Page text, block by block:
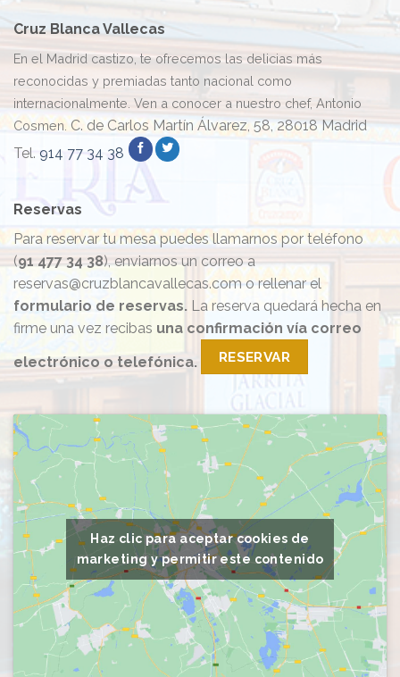
Cruz Blanca Vallecas
En el Madrid castizo, te ofrecemos las delicias más
reconocidas y premiadas tanto nacional como
internacionalmente. Ven a conocer a nuestro chef, Antonio
Cosmen. C. de Carlos Martín Álvarez, 58, 28018 Madrid
Tel. 914 77 34 38
Haz clic para aceptar cookies de
marketing y permitir este contenido
Reservas
Para reservar tu mesa puedes llamarnos por teléfono
(91 477 34 38), enviarnos un correo a
reservas@cruzblancavallecas.com o rellenar el
formulario de reservas. La reserva quedará hecha en
firme una vez recibas una confirmación vía correo
electrónico o telefónica. RESERVAR